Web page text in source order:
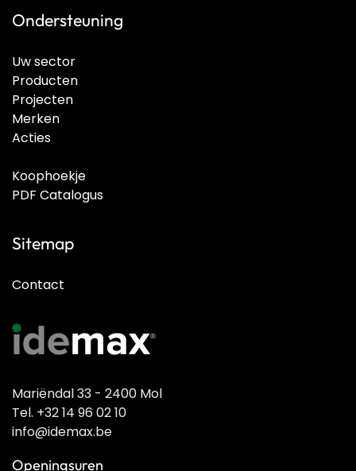
Ondersteuning
Uw sector
Producten
Projecten
Merken
Acties
Koophoekje
PDF Catalogus
Sitemap
Contact
Mariëndal 33 - 2400 Mol
Tel. +32 14 96 02 10
info@idemax.be
Openingsuren